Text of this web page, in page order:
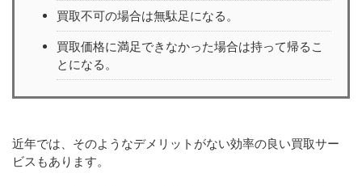
買取不可の場合は無駄足になる。
買取価格に満足できなかった場合は持って帰るこ
とになる。
近年では、そのようなデメリットがない効率の良い買取サー
ビスもあります。